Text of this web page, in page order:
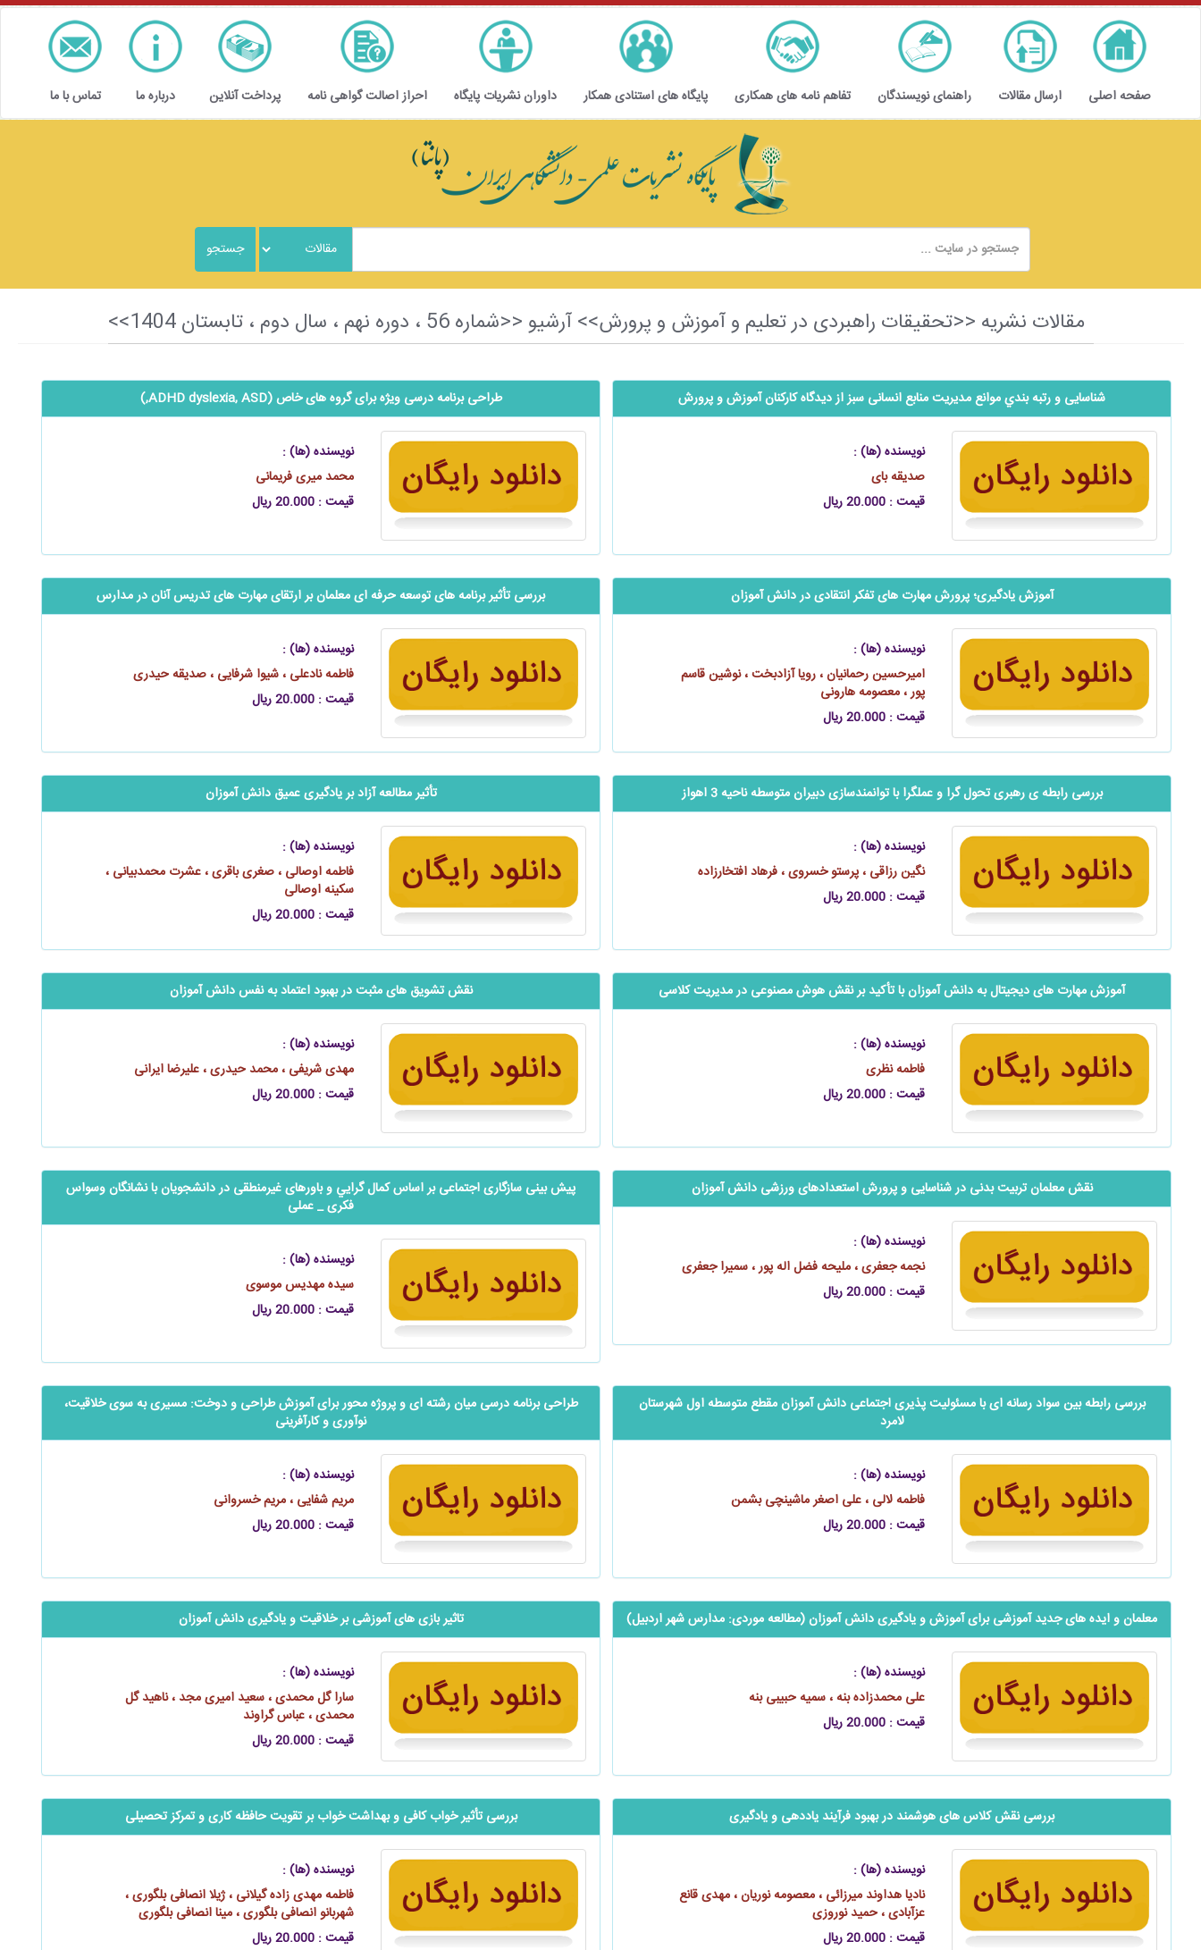
صفحه اصلی ارسال مقالات راهنمای نویسندگان تفاهم نامه های همکاری پایگاه های استنادی همکار داوران نشریات پایگاه احراز اصالت گواهی نامه پرداخت آنلاین درباره ما تماس با ما
مقالات نشریه <<تحقیقات راهبردی در تعلیم و آموزش و پرورش>> آرشیو <<شماره 56 ، دوره نهم ، سال دوم ، تابستان 1404>>
شناسايی و رتبه بندي موانع مديريت منابع انسانی سبز از ديدگاه کارکنان آموزش و پرورش
نویسنده (ها) :
صدیقه بای
قیمت : 20.000 ریال
طراحی برنامه درسی ویژه برای گروه های خاص (ADHD dyslexia, ASD,)
نویسنده (ها) :
محمد میری فریمانی
قیمت : 20.000 ریال
آموزش یادگیری؛ پرورش مهارت های تفکر انتقادی در دانش آموزان
نویسنده (ها) :
امیرحسین رحمانیان ، رویا آزادبخت ، نوشین قاسم
پور ، معصومه هارونی
قیمت : 20.000 ریال
بررسی تأثیر برنامه های توسعه حرفه ای معلمان بر ارتقای مهارت های تدریس آنان در مدارس
نویسنده (ها) :
فاطمه نادعلی ، شیوا شرفایی ، صدیقه حیدری
قیمت : 20.000 ریال
بررسی رابطه ی رهبری تحول گرا و عملگرا با توانمندسازی دبیران متوسطه ناحیه 3 اهواز
نویسنده (ها) :
نگین رزاقی ، پرستو خسروی ، فرهاد افتخارزاده
قیمت : 20.000 ریال
تأثیر مطالعه آزاد بر یادگیری عمیق دانش آموزان
نویسنده (ها) :
فاطمه اوصالی ، صغری باقری ، عشرت محمدبیانی ،
سکینه اوصالی
قیمت : 20.000 ریال
آموزش مهارت های دیجیتال به دانش آموزان با تأکید بر نقش هوش مصنوعی در مدیریت کلاسی
نویسنده (ها) :
فاطمه نظری
قیمت : 20.000 ریال
نقش تشویق های مثبت در بهبود اعتماد به نفس دانش آموزان
نویسنده (ها) :
مهدی شریفی ، محمد حیدری ، علیرضا ایرانی
قیمت : 20.000 ریال
نقش معلمان تربیت بدنی در شناسایی و پرورش استعدادهای ورزشی دانش آموزان
نویسنده (ها) :
نجمه جعفری ، ملیحه فضل اله پور ، سمیرا جعفری
قیمت : 20.000 ریال
پیش بینی سازگاری اجتماعی بر اساس کمال گرايي و باورهای غیرمنطقی در دانشجویان با نشانگان وسواس
فکری _ عملی
نویسنده (ها) :
سیده مهدیس موسوی
قیمت : 20.000 ریال
بررسی رابطه بین سواد رسانه ای با مسئولیت پذیری اجتماعی ‌‌‌‌‌دانش آموزان مقطع متوسطه اول شهرستان
لامرد
نویسنده (ها) :
فاطمه لالی ، علی اصغر ماشینچی بشمن
قیمت : 20.000 ریال
طراحی برنامه درسی میان رشته ای و پروژه محور برای آموزش طراحی و دوخت: مسیری به سوی خلاقیت،
نوآوری و کارآفرینی
نویسنده (ها) :
مریم شفایی ، مریم خسروانی
قیمت : 20.000 ریال
معلمان و ایده های جدید آموزشی برای آموزش و یادگیری دانش آموزان (مطالعه موردی: مدارس شهر اردبیل)
نویسنده (ها) :
علی محمدزاده بنه ، سمیه حبیبی بنه
قیمت : 20.000 ریال
تاثیر بازی های آموزشی بر خلاقیت و یادگیری دانش آموزان
نویسنده (ها) :
سارا گل محمدی ، سعید امیری مجد ، ناهید گل
محمدی ، عباس گراوند
قیمت : 20.000 ریال
بررسی نقش کلاس های هوشمند در بهبود فرآیند یاددهی و یادگیری
نویسنده (ها) :
نادیا هداوند میرزائی ، معصومه نوریان ، مهدی قانع
عزآبادی ، حمید نوروزی
قیمت : 20.000 ریال
بررسی تأثیر خواب کافی و بهداشت خواب بر تقویت حافظه کاری و تمرکز تحصیلی
نویسنده (ها) :
فاطمه مهدی زاده گیلانی ، ژیلا انصافی بلگوری ،
شهربانو انصافی بلگوری ، مینا انصافی بلگوری
قیمت : 20.000 ریال